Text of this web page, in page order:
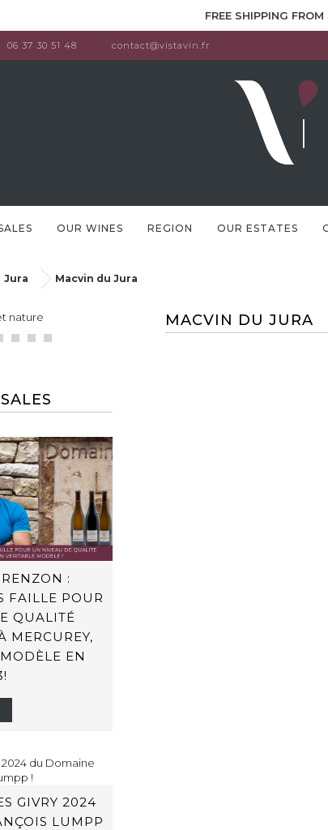
FREE SHIPPING
06 37 30 51 48 contact@vistavin.fr
OUR WINES REGION OUR ESTATES
Jura Macvin du Jura
:
FAILLE POUR
QUALITÉ
MERCUREY,
EN
GIVRY 2024
LUMPP
MACVIN DU JURA